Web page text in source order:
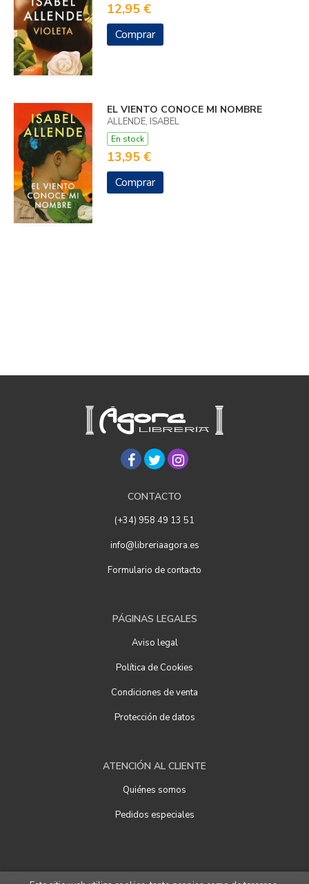
12,95 €
Comprar
EL VIENTO CONOCE MI NOMBRE
ALLENDE, ISABEL
En stock
13,95 €
Comprar
CONTACTO
(+34) 958 49 13 51
info@libreriaagora.es
Formulario de contacto
PÁGINAS LEGALES
Aviso legal
Política de Cookies
Condiciones de venta
Protección de datos
ATENCIÓN AL CLIENTE
Quiénes somos
Pedidos especiales